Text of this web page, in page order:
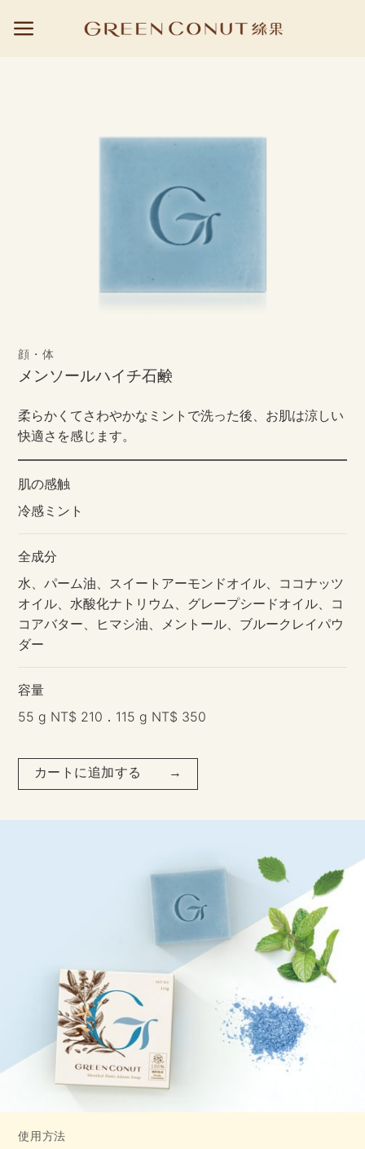
顔・体
メンソールハイチ石鹸
柔らかくてさわやかなミントで洗った後、お肌は涼しい
快適さを感じます。
肌の感触
冷感ミント
全成分
水、パーム油、スイートアーモンドオイル、ココナッツ
オイル、水酸化ナトリウム、グレープシードオイル、コ
コアバター、ヒマシ油、メントール、ブルークレイパウ
ダー
容量
55 g NT$ 210．115 g NT$ 350
カートに追加する →
使用方法